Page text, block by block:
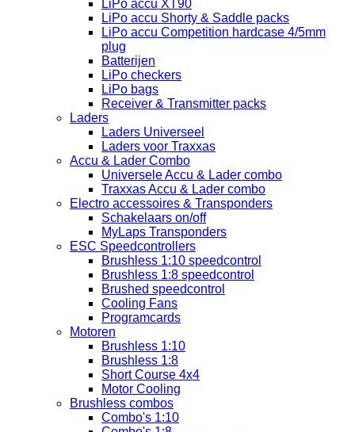
LiPo accu XT90
LiPo accu Shorty & Saddle packs
LiPo accu Competition hardcase 4/5mm
plug
Batterijen
LiPo checkers
LiPo bags
Receiver & Transmitter packs
Laders
Laders Universeel
Laders voor Traxxas
Accu & Lader Combo
Universele Accu & Lader combo
Traxxas Accu & Lader combo
Electro accessoires & Transponders
Schakelaars on/off
MyLaps Transponders
ESC Speedcontrollers
Brushless 1:10 speedcontrol
Brushless 1:8 speedcontrol
Brushed speedcontrol
Cooling Fans
Programcards
Motoren
Brushless 1:10
Brushless 1:8
Short Course 4x4
Motor Cooling
Brushless combos
Combo's 1:10